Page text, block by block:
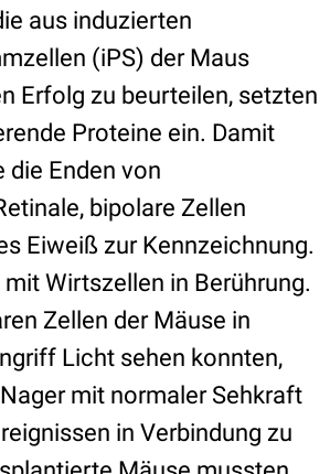
aus induzierten
(iPS) der Maus
Erfolg zu beurteilen, setzten
Proteine ein. Damit
die Enden von
bipolare Zellen
Eiweiß zur Kennzeichnung.
Wirtszellen in Berührung.
Zellen der Mäuse in
Licht sehen konnten,
mit normaler Sehkraft
in Verbindung zu